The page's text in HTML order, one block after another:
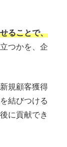
ることで、
つかを、企
規顧客獲得
結びつける
に貢献でき